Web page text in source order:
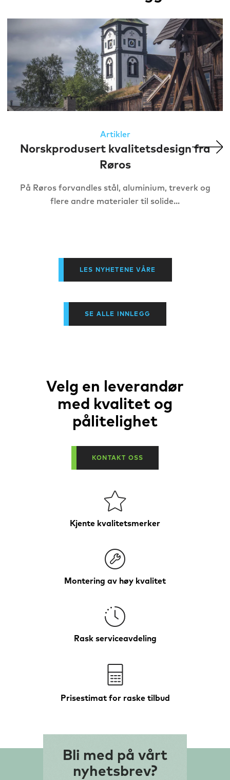
Artikler
Norskprodusert kvalitetsdesign fra
Røros
På Røros forvandles stål, aluminium, treverk og
flere andre materialer til solide...
LES NYHETENE VÅRE
SE ALLE INNLEGG
Velg en leverandør
med kvalitet og
pålitelighet
KONTAKT OSS
Kjente kvalitetsmerker
Montering av høy kvalitet
Rask serviceavdeling
Prisestimat for raske tilbud
Bli med på vårt
nyhetsbrev?